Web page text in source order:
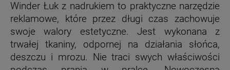
Winder Łuk z nadrukiem to praktyczne narzędzie
reklamowe, które przez długi czas zachowuje
swoje walory estetyczne. Jest wykonana z
trwałej tkaniny, odpornej na działania słońca,
deszczu i mrozu. Nie traci swych właściwości